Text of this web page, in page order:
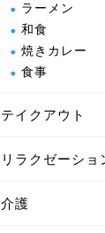
ラーメン
和食
焼きカレー
食事
テイクアウト
リラクゼーショ
介護